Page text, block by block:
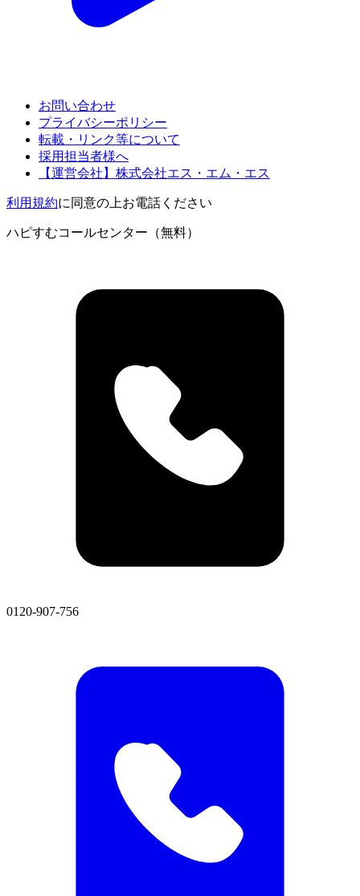
お問い合わせ
プライバシーポリシー
転載・リンク等について
採用担当者様へ
【運営会社】株式会社エス・エム・エス
利用規約に同意の上お電話ください
ハピすむコールセンター（無料）
0120-907-756